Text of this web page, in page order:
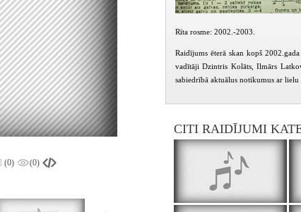
(0) (0)
Rīta rosme: 2002.-2003.
Raidījums ēterā skan kopš
vadītāji Dzintris Kolāts, Ilmārs
sabiedrībā aktuālus notikumus ar lielu
CITI RAIDĪJUMI